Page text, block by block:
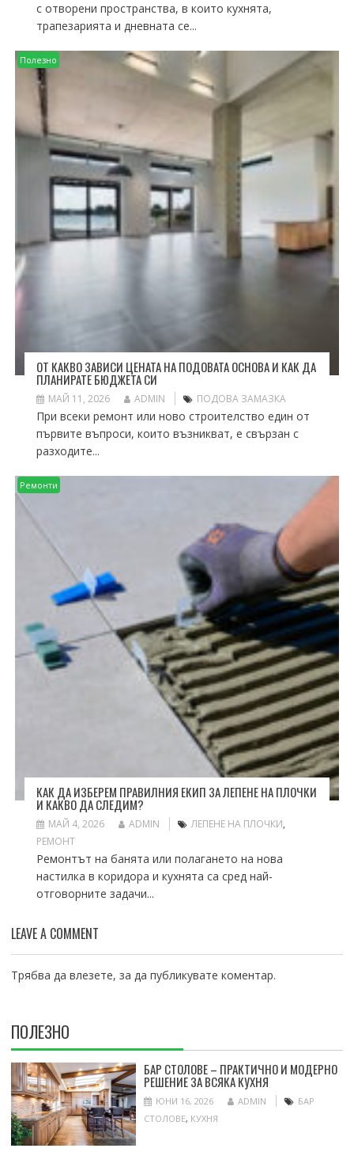
с отворени пространства, в които кухнята,
трапезарията и дневната се...
Полезно
ОТ КАКВО ЗАВИСИ ЦЕНАТА НА ПОДОВАТА ОСНОВА И КАК ДА
ПЛАНИРАТЕ БЮДЖЕТА СИ
МАЙ 11, 2026 ADMIN ПОДОВА ЗАМАЗКА
При всеки ремонт или ново строителство един от
първите въпроси, които възникват, е свързан с
разходите...
Ремонти
КАК ДА ИЗБЕРЕМ ПРАВИЛНИЯ ЕКИП ЗА ЛЕПЕНЕ НА ПЛОЧКИ
И КАКВО ДА СЛЕДИМ?
МАЙ 4, 2026 ADMIN ЛЕПЕНЕ НА ПЛОЧКИ,
РЕМОНТ
Ремонтът на банята или полагането на нова
настилка в коридора и кухнята са сред най-
отговорните задачи...
LEAVE A COMMENT
Трябва да влезете, за да публикувате коментар.
ПОЛЕЗНО
БАР СТОЛОВЕ – ПРАКТИЧНО И МОДЕРНО
РЕШЕНИЕ ЗА ВСЯКА КУХНЯ
ЮНИ 16, 2026 ADMIN
БАР
СТОЛОВЕ, КУХНЯ